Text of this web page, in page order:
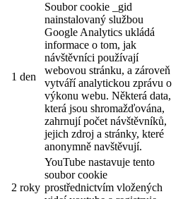
1 den
Soubor cookie _gid
nainstalovaný službou
Google Analytics ukládá
informace o tom, jak
návštěvníci používají
webovou stránku, a zároveň
vytváří analytickou zprávu o
výkonu webu. Některá data,
která jsou shromažďována,
zahrnují počet návštěvníků,
jejich zdroj a stránky, které
anonymně navštěvují.
2 roky
YouTube nastavuje tento
soubor cookie
prostřednictvím vložených